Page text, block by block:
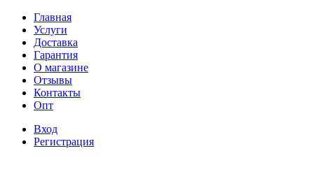
Главная
Услуги
Доставка
Гарантия
О магазине
Отзывы
Контакты
Опт
Вход
Регистрация